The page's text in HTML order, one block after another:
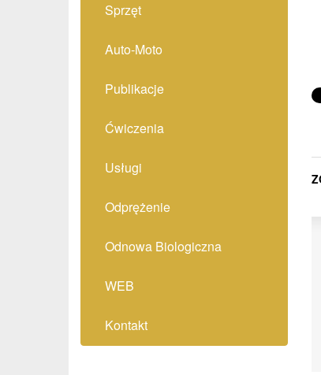
Sprzęt
Auto-Moto
Publikacje
Ćwiczenia
Usługi
Odprężenie
Odnowa Biologiczna
WEB
Kontakt